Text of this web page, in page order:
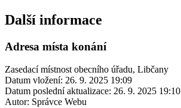
Další informace
Adresa místa konání
Zasedací místnost obecního úřadu, Libčany
Datum vložení: 26. 9. 2025 19:09
Datum poslední aktualizace: 26. 9. 2025 19:10
Autor: Správce Webu